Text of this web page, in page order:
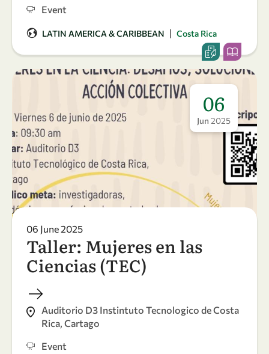
Event
LATIN AMERICA & CARIBBEAN | Costa Rica
06
Jun 2025
06 June 2025
Taller: Mujeres en las
Ciencias (TEC)
Auditorio D3 Instintuto Tecnologico de Costa
Rica, Cartago
Event